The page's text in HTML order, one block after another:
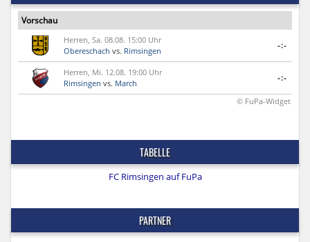
Vorschau
Herren, Sa. 08.08. 15:00 Uhr
Obereschach vs. Rimsingen
-:-
Herren, Mi. 12.08. 19:00 Uhr
Rimsingen vs. March
-:-
© FuPa-Widget
TABELLE
FC Rimsingen auf FuPa
PARTNER